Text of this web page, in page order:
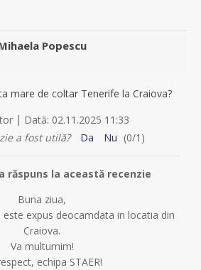
Popescu
mare de coltar Tenerife la Craiova?
| Dată: 02.11.2025 11:33
a fost utilă?
Da Nu (0/1 )
răspuns la această recenzie
Buna ziua,
expus deocamdata in locatia din
Craiova.
Va multumim!
echipa STAER!